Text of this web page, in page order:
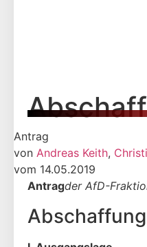
Antrag
von Andreas Keith,
vom 14.05.2019
Antragder AfD-